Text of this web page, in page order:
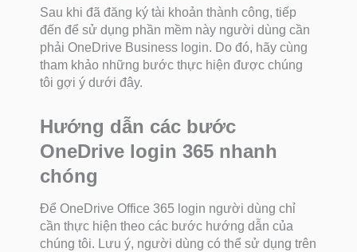
Sau khi đã đăng ký tài khoản thành công, tiếp
đến để sử dụng phần mềm này người dùng cần
phải OneDrive Business login. Do đó, hãy cùng
tham khảo những bước thực hiện được chúng
tôi gợi ý dưới đây.
Hướng dẫn các bước
OneDrive login 365 nhanh
chóng
Để OneDrive Office 365 login người dùng chỉ
cần thực hiện theo các bước hướng dẫn của
chúng tôi. Lưu ý, người dùng có thể sử dụng trên